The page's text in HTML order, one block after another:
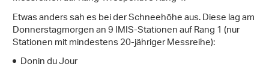
Etwas anders sah es bei der Schneehöhe aus. Diese lag am
Donnerstagmorgen an 9 IMIS-Stationen auf Rang 1 (nur
Stationen mit mindestens 20-jähriger Messreihe):
Donin du Jour